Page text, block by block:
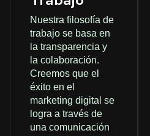
Nuestra filosofía de
trabajo se basa en
la transparencia y
la colaboración.
Creemos que el
éxito en el
marketing digital se
logra a través de
una comunicación